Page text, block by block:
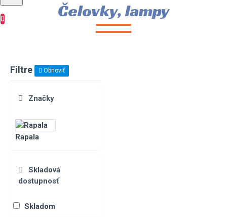
0 Čelovky, lampy
Filtre Obnoviť
Značky
Rapala
Skladová
dostupnosť
Skladom